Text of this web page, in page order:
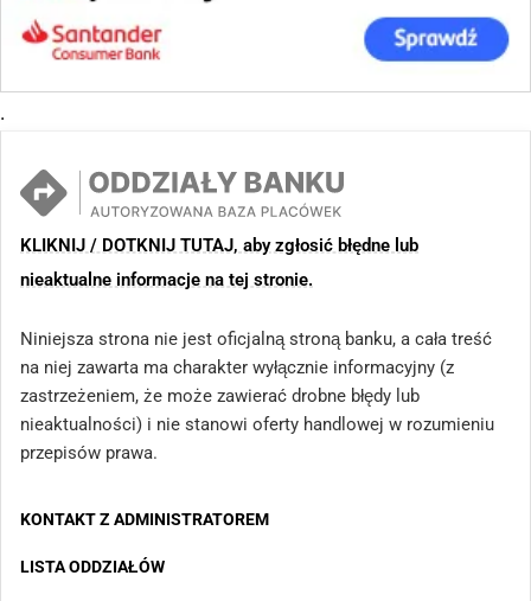
.
KLIKNIJ / DOTKNIJ TUTAJ, aby zgłosić błędne lub
nieaktualne informacje na tej stronie.
Niniejsza strona nie jest oficjalną stroną banku, a cała treść
na niej zawarta ma charakter wyłącznie informacyjny (z
zastrzeżeniem, że może zawierać drobne błędy lub
nieaktualności) i nie stanowi oferty handlowej w rozumieniu
przepisów prawa.
KONTAKT Z ADMINISTRATOREM
LISTA ODDZIAŁÓW